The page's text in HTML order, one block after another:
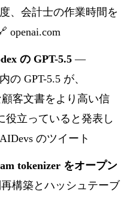
、会計士の作業時間を
openai.com
の GPT-5.5 —
の GPT-5.5 が、
客文書をより高い信
役立っていると発表し
のツイート
tokenizer をオープン
構築とハッシュテーブ